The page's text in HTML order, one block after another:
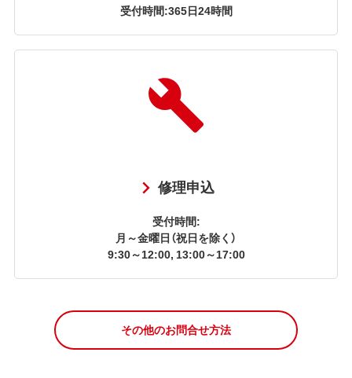
受付時間:365日24時間
修理申込
受付時間:
月～金曜日（祝日を除く）
9:30～12:00, 13:00～17:00
その他のお問合せ方法